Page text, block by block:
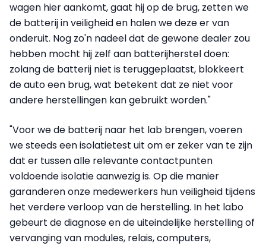
wagen hier aankomt, gaat hij op de brug, zetten we
de batterij in veiligheid en halen we deze er van
onderuit. Nog zo'n nadeel dat de gewone dealer zou
hebben mocht hij zelf aan batterijherstel doen:
zolang de batterij niet is teruggeplaatst, blokkeert
de auto een brug, wat betekent dat ze niet voor
andere herstellingen kan gebruikt worden."
"Voor we de batterij naar het lab brengen, voeren
we steeds een isolatietest uit om er zeker van te zijn
dat er tussen alle relevante contactpunten
voldoende isolatie aanwezig is. Op die manier
garanderen onze medewerkers hun veiligheid tijdens
het verdere verloop van de herstelling. In het labo
gebeurt de diagnose en de uiteindelijke herstelling of
vervanging van modules, relais, computers,